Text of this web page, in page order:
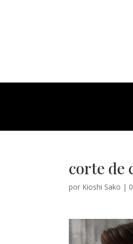
corte de
por Kioshi Sako |